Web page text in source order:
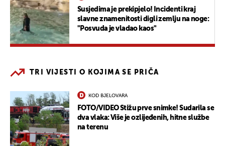
Susjedima je prekipjelo! Incidenti kraj
slavne znamenitosti digli zemlju na noge:
"Posvuda je vladao kaos"
TRI VIJESTI O KOJIMA SE PRIČA
KOD BJELOVARA
FOTO/VIDEO Stižu prve snimke! Sudarila se
dva vlaka: Više je ozlijeđenih, hitne službe
na terenu